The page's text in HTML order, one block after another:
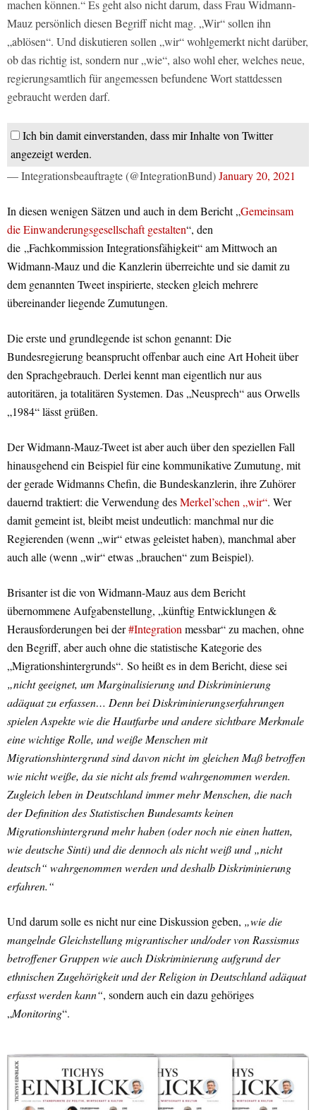
machen können.“ Es geht also nicht darum, dass Frau Widmann-
Mauz persönlich diesen Begriff nicht mag. „Wir“ sollen ihn
„ablösen“. Und diskutieren sollen „wir“ wohlgemerkt nicht darüber,
ob das richtig ist, sondern nur „wie“, also wohl eher, welches neue,
regierungsamtlich für angemessen befundene Wort stattdessen
gebraucht werden darf.
Ich bin damit einverstanden, dass mir Inhalte von Twitter
angezeigt werden.
— Integrationsbeauftragte (@IntegrationBund)January 20, 2021
In diesen wenigen Sätzen und auch in dem Bericht „Gemeinsam
die Einwanderungsgesellschaft gestalten“, den
die „Fachkommission Integrationsfähigkeit“ am Mittwoch an
Widmann-Mauz und die Kanzlerin überreichte und sie damit zu
dem genannten Tweet inspirierte, stecken gleich mehrere
übereinander liegende Zumutungen.
Die erste und grundlegende ist schon genannt: Die
Bundesregierung beansprucht offenbar auch eine Art Hoheit über
den Sprachgebrauch. Derlei kennt man eigentlich nur aus
autoritären, ja totalitären Systemen. Das „Neusprech“ aus Orwells
„1984“ lässt grüßen.
Der Widmann-Mauz-Tweet ist aber auch über den speziellen Fall
hinausgehend ein Beispiel für eine kommunikative Zumutung, mit
der gerade Widmanns Chefin, die Bundeskanzlerin, ihre Zuhörer
dauernd traktiert: die Verwendung desMerkel’schen „wir“. Wer
damit gemeint ist, bleibt meist undeutlich: manchmal nur die
Regierenden (wenn „wir“ etwas geleistet haben), manchmal aber
auch alle (wenn „wir“ etwas „brauchen“ zum Beispiel).
Brisanter ist die von Widmann-Mauz aus dem Bericht
übernommene Aufgabenstellung, „künftig Entwicklungen &
Herausforderungen bei der#Integrationmessbar“ zu machen, ohne
den Begriff, aber auch ohne die statistische Kategorie des
„Migrationshintergrunds“. So heißt es in dem Bericht, diese sei
„nicht geeignet, um Marginalisierung und Diskriminierung
adäquat zu erfassen… Denn bei Diskriminierungserfahrungen
spielen Aspekte wie die Hautfarbe und andere sichtbare Merkmale
eine wichtige Rolle, und weiße Menschen mit
Migrationshintergrund sind davon nicht im gleichen Maß betroffen
wie nicht weiße, da sie nicht als fremd wahrgenommen werden.
Zugleich leben in Deutschland immer mehr Menschen, die nach
der Definition des Statistischen Bundesamts keinen
Migrationshintergrund mehr haben (oder noch nie einen hatten,
wie deutsche Sinti) und die dennoch als nicht weiß und „nicht
deutsch“ wahrgenommen werden und deshalb Diskriminierung
erfahren.“
Und darum solle es nicht nur eine Diskussion geben, „wie die
mangelnde Gleichstellung migrantischer und/oder von Rassismus
betroffener Gruppen wie auch Diskriminierung aufgrund der
ethnischen Zugehörigkeit und der Religion in Deutschland adäquat
erfasst werden kann“, sondern auch ein dazu gehöriges
„Monitoring“.